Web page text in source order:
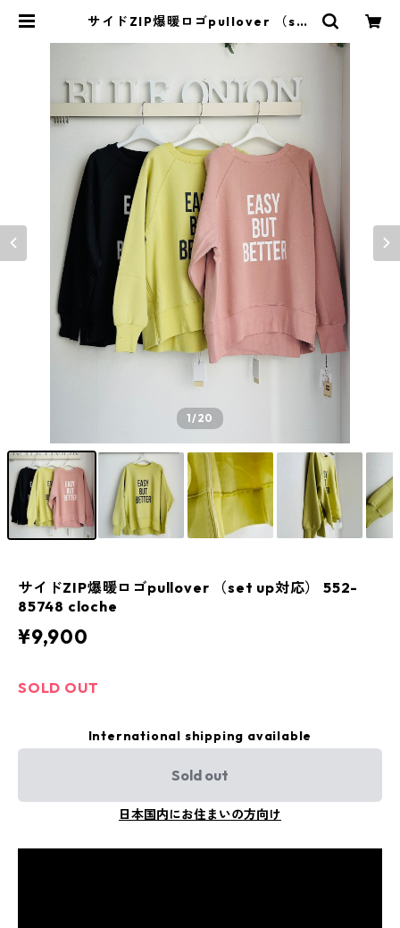
サイドZIP爆暖ロゴpullover （set
ueOnion
1/20
サイドZIP爆暖ロゴpullover （set up対応） 552-
85748 cloche
¥9,900
SOLD OUT
International shipping available
Sold out
日本国内にお住まいの方向け